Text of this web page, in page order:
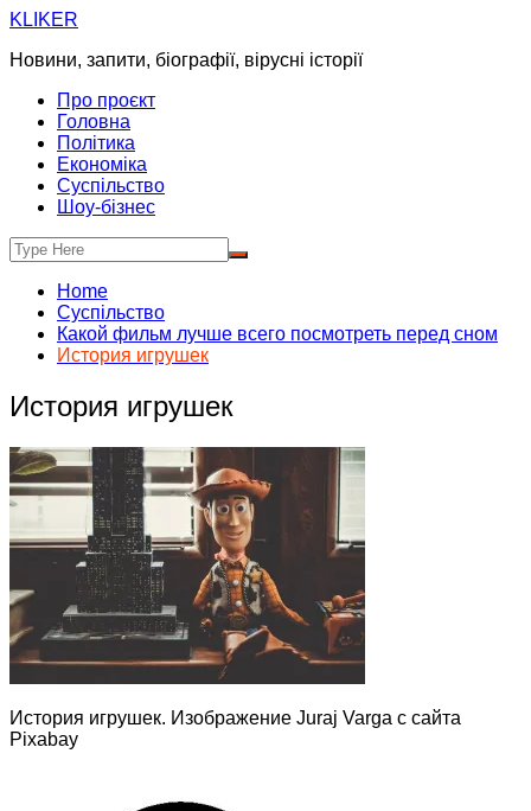
Skip
content
KLIKER
Новини, запити, біографії, вірусні історії
Про проєкт
Головна
Політика
Економіка
Суспільство
Шоу-бізнес
Home
Суспільство
Какой фильм лучше всего посмотреть перед сном
История игрушек
История игрушек
История игрушек. Изображение Juraj Varga с сайта
Pixabay